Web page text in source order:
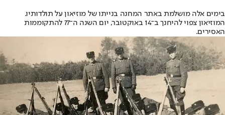
בימים אלה מושלמת באתר המחנה בנייתו של מוזיאון על תולדותיו.
המוזיאון צפוי להיחנך ב־14 באוקטובר, יום השנה ה־77 להתקוממות
האסירים.